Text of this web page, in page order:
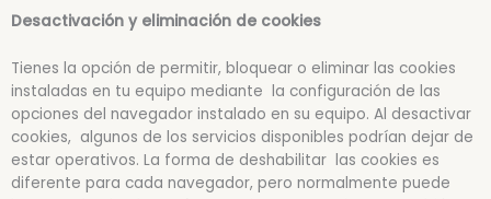
Desactivación y eliminación de cookies
Tienes la opción de permitir, bloquear o eliminar las cookies
instaladas en tu equipo mediante la configuración de las
opciones del navegador instalado en su equipo. Al desactivar
cookies, algunos de los servicios disponibles podrían dejar de
estar operativos. La forma de deshabilitar las cookies es
diferente para cada navegador, pero normalmente puede